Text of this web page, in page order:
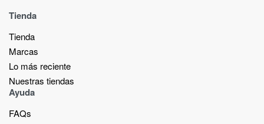
Tienda
Tienda
Marcas
Lo más reciente​
Nuestras tiendas​
Ayuda
FAQs